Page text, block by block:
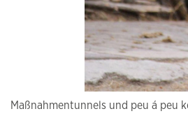
Maßnahmentunnels und peu á peu